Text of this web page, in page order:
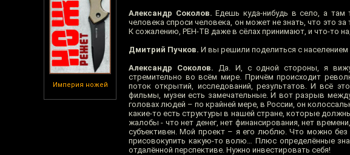
Империя ножей
Александр Соколов. Едешь куда-нибудь в село, а там
человека спроси человека, он может не знать, что это
К сожалению, РЕН-ТВ даже в сёлах принимают, и что-то
Дмитрий Пучков. И вы решили поделиться с населением
Александр Соколов. Да. И, с одной стороны, я вижу,
стремительно во всём мире. Причём происходит
поток открытий, исследований, результатов. И всё
фильмы, музеи есть замечательные. И вот разрыв
головах людей – по крайней мере, в России, он
какие-то есть структуры в нашей стране, которые
жалобы - что нет денег, нет финансирования, нет
субъективен. Мой проект – я его люблю. Что можно
присовокупить какую-то волю… Плюс определённые
отдалённой перспективе. Нужно инвестировать себя!